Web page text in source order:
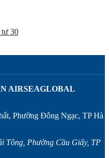
tư 30
AIRSEAGLOBAL
Phường Đông Ngạc, TP Hà
Tông, Phường Cầu Giấy, TP